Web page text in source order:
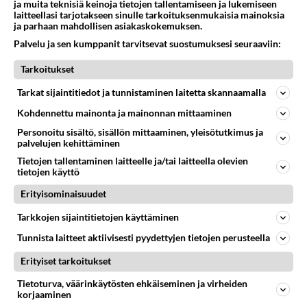
Mitä haluaisit kysyä tänään
Kaivatultasi? Anna jokin tunniste itsestäni tai hänestä.
827
En välitä sinusta yhtään
Olet pelkkä itsestään liikoja luuleva ämmä. Kierrän sinut kaukaa nyt ja aina. Olit mulle pelkkä lelu vaan.
07.08.2026 17:14
Ikävä
783
mitenkään nätti 🤣🤣🤣🤣🤣
08.08.2026 19:19
67
757
07.08.2026 07:20
Kotimaiset julkkisjuorut
10
Olen luovuttanut
07.08.2026 15:03
35
682
Mersumies201
16
ja muita teknisiä keinoja tietojen tallentamiseen ja lukemiseen
laitteellasi tarjotakseen sinulle tarkoituksenmukaisia mainoksia
ja parhaan mahdollisen asiakaskokemuksen.
Palvelu ja sen kumppanit tarvitsevat suostumuksesi seuraaviin:
Tarkoitukset
Tarkat sijaintitiedot ja tunnistaminen laitetta skannaamalla
Kohdennettu mainonta ja mainonnan mittaaminen
Personoitu sisältö, sisällön mittaaminen, yleisötutkimus ja
palvelujen kehittäminen
Tietojen tallentaminen laitteelle ja/tai laitteella olevien
tietojen käyttö
Erityisominaisuudet
Tarkkojen sijaintitietojen käyttäminen
Tunnista laitteet aktiivisesti pyydettyjen tietojen perusteella
Erityiset tarkoitukset
Tietoturva, väärinkäytösten ehkäiseminen ja virheiden
korjaaminen